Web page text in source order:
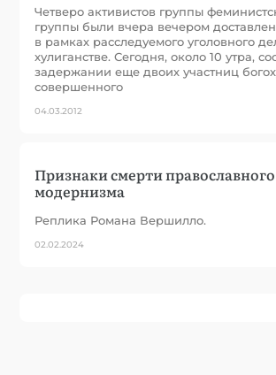
Четверо активистов группы
группы были вчера вечером
в рамках расследуемого уголовного
хулиганстве. Сегодня, около 10 утра,
задержании еще двоих участниц
совершенного
04.03.2012
Признаки смерти православного
модернизма
Реплика Романа Вершилло.
02.02.2024